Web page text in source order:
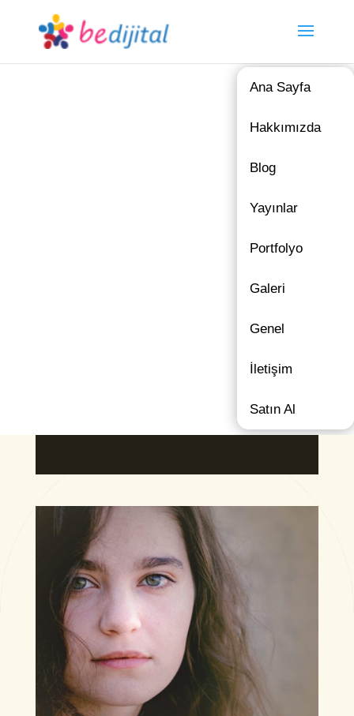
Ana Sayfa
Hakkımızda
Blog
Yayınlar
Portfolyo
Galeri
Genel
İletişim
Satın Al